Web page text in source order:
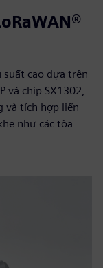
suất cao dựa trên
và chip SX1302,
và tích hợp liền
như các tòa